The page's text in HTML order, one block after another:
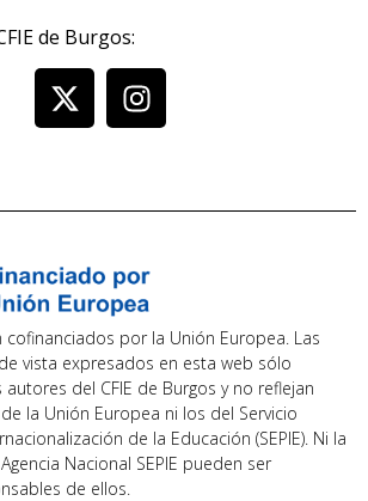
de Burgos:
por la Unión Europea. Las
vista expresados en esta web sólo
del CFIE de Burgos y no reflejan
la Unión Europea ni los del Servicio
de la Educación (SEPIE). Ni la
Nacional SEPIE pueden ser
de ellos.